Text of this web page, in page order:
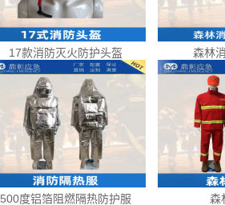
17款消防灭火防护头盔 森林
500度铝箔阻燃隔热防护服 森